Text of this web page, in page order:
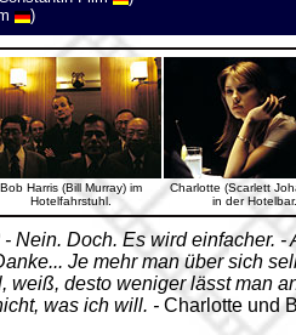
)
Bob Harris (Bill Murray) im
Hotelfahrstuhl.
Charlotte (Scarlett
in der Hotelbar.
Nein. Doch. Es wird einfacher. -
Je mehr man über sich
weiß, desto weniger lässt man
was ich will. - Charlotte und